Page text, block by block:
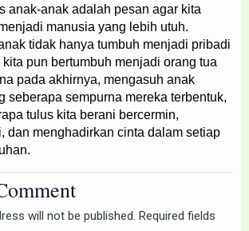
anak-anak adalah pesan agar kita
manusia yang lebih utuh.
tidak hanya tumbuh menjadi pribadi
pun bertumbuh menjadi orang tua
pada akhirnya, mengasuh anak
seberapa sempurna mereka terbentuk,
tulus kita berani bercermin,
dan menghadirkan cinta dalam setiap
will not be published. Required fields